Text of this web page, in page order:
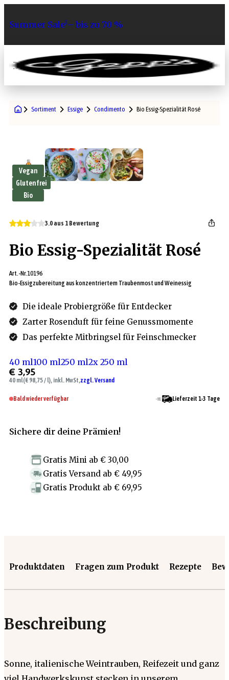
Summer Sale¹– bis zu 70 %
0
Sortiment Essige Condimento Bio Essig-Spezialität Rosé
Vegan
Glutenfrei
Bio
3.0 aus 1 Bewertung
Bio Essig-Spezialität Rosé
Art.-Nr.10196
Bio-Essigzubereitung aus konzentriertem Traubenmost und Weinessig
Die ideale Probiergröße für Entdecker
Zarter Rosenduft für feine Genussmomente
Das perfekte Mitbringsel für Feinschmecker
40 ml100 ml250 ml2x 250 ml
€ 3,95
40 ml(€ 98,75 / l), inkl. MwSt,zzgl. Versand
Bald wieder verfügbar Lieferzeit 1-3 Tage
Sichere dir deine Prämien!
Gratis Mini ab € 30,00
Gratis Versand ab € 49,95
Gratis Produkt ab € 69,95
Produktdaten Fragen zum Produkt Rezepte
Beschreibung
Sonne, italienische Weintrauben, Reifezeit und ganz